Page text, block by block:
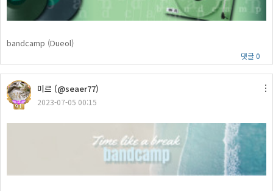
bandcamp (Dueol)
댓글 0
91
미르 (@seaer77)
2023-07-05 00:15